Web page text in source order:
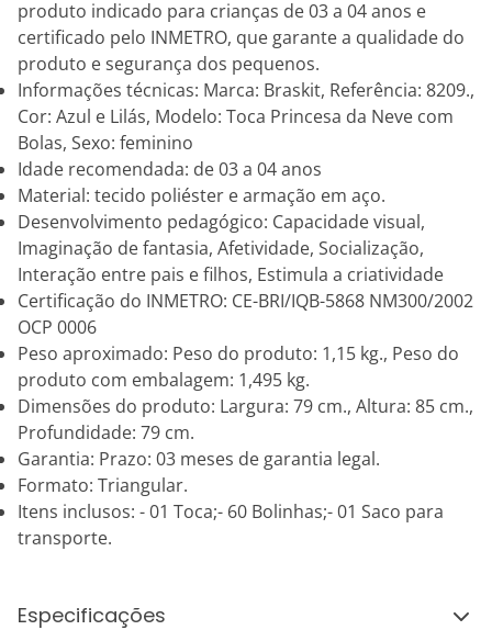
produto indicado para crianças de 03 a 04 anos e
certificado pelo INMETRO, que garante a qualidade do
produto e segurança dos pequenos.
Informações técnicas: Marca: Braskit, Referência: 8209.,
Cor: Azul e Lilás, Modelo: Toca Princesa da Neve com
Bolas, Sexo: feminino
Idade recomendada: de 03 a 04 anos
Material: tecido poliéster e armação em aço.
Desenvolvimento pedagógico: Capacidade visual,
Imaginação de fantasia, Afetividade, Socialização,
Interação entre pais e filhos, Estimula a criatividade
Certificação do INMETRO: CE-BRI/IQB-5868 NM300/2002
OCP 0006
Peso aproximado: Peso do produto: 1,15 kg., Peso do
produto com embalagem: 1,495 kg.
Dimensões do produto: Largura: 79 cm., Altura: 85 cm.,
Profundidade: 79 cm.
Garantia: Prazo: 03 meses de garantia legal.
Formato: Triangular.
Itens inclusos: - 01 Toca;- 60 Bolinhas;- 01 Saco para
transporte.
Especificações